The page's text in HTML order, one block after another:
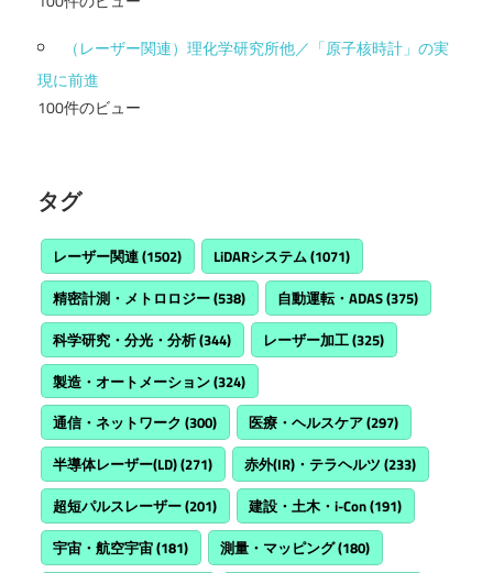
（レーザー関連）理化学研究所他／「原子核時計」の実
現に前進
100件のビュー
タグ
レーザー関連(1502) LiDARシステム(1071)
精密計測・メトロロジー(538) 自動運転・ADAS(375)
科学研究・分光・分析(344) レーザー加工(325)
製造・オートメーション(324)
通信・ネットワーク (300) 医療・ヘルスケア(297)
半導体レーザー(LD)(271) 赤外(IR)・テラヘルツ (233)
超短パルスレーザー(201) 建設・土木・i-Con(191)
宇宙・航空宇宙(181) 測量・マッピング(180)